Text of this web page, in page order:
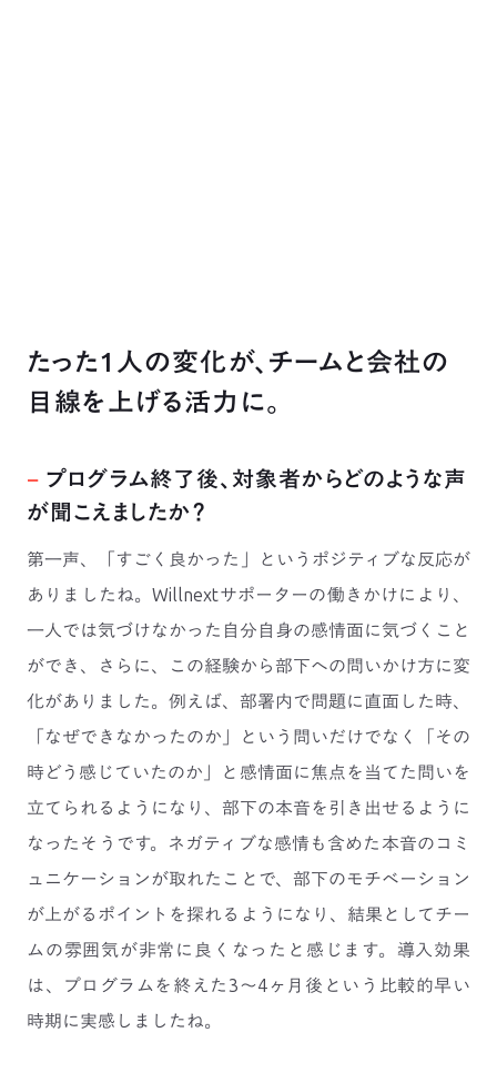
たった1人の変化が、チームと会社の
目線を上げる活力に。
− プログラム終了後、対象者からどのような声
が聞こえましたか？
第一声、「すごく良かった」というポジティブな反応が
ありましたね。Willnextサポーターの働きかけにより、
一人では気づけなかった自分自身の感情面に気づくこと
ができ、さらに、この経験から部下への問いかけ方に変
化がありました。例えば、部署内で問題に直面した時、
「なぜできなかったのか」という問いだけでなく「その
時どう感じていたのか」と感情面に焦点を当てた問いを
立てられるようになり、部下の本音を引き出せるように
なったそうです。ネガティブな感情も含めた本音のコミ
ュニケーションが取れたことで、部下のモチベーション
が上がるポイントを探れるようになり、結果としてチー
ムの雰囲気が非常に良くなったと感じます。導入効果
は、プログラムを終えた3〜4ヶ月後という比較的早い
時期に実感しましたね。